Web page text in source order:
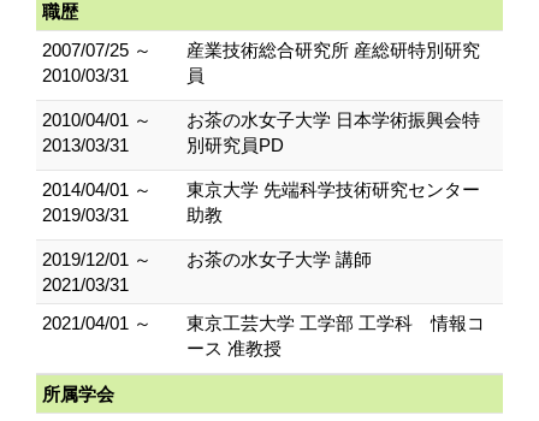
職歴
2007/07/25 ～
2010/03/31
産業技術総合研究所 産総研特別研究
員
2010/04/01 ～
2013/03/31
お茶の水女子大学 日本学術振興会特
別研究員PD
2014/04/01 ～
2019/03/31
東京大学 先端科学技術研究センター
助教
2019/12/01 ～
2021/03/31
お茶の水女子大学 講師
2021/04/01 ～
東京工芸大学 工学部 工学科 情報コ
ース 准教授
所属学会